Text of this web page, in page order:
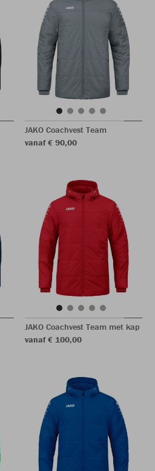
JAKO Coachvest Team
vanaf € 90,00
JAKO Coachvest Team met kap
vanaf € 100,00